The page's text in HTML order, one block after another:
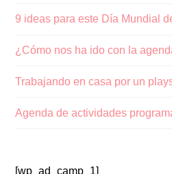
9 ideas para este Día Mundial
¿Cómo nos ha ido con la
Trabajando en casa por un
Agenda de actividades
[wp_ad_camp_1]